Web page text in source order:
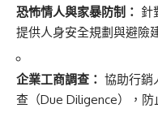
恐怖情人與家暴防制： 針
提供人身安全規劃與避險
企業工商調查： 協助行銷
查（Due Diligence），防